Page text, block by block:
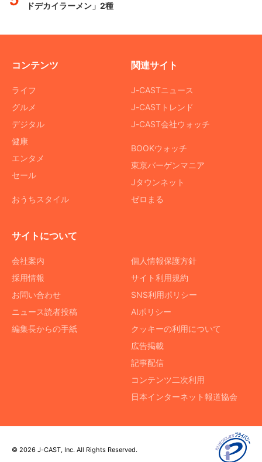
ドデカイラーメン」2種
コンテンツ
ライフ
グルメ
デジタル
健康
エンタメ
セール
おうちスタイル
関連サイト
J-CASTニュース
J-CASTトレンド
J-CAST会社ウォッチ
BOOKウォッチ
東京バーゲンマニア
Jタウンネット
ゼロまる
サイトについて
会社案内
採用情報
お問い合わせ
ニュース読者投稿
編集長からの手紙
個人情報保護方針
サイト利用規約
SNS利用ポリシー
AIポリシー
クッキーの利用について
広告掲載
記事配信
コンテンツ二次利用
日本インターネット報道協会
© 2026 J-CAST, Inc. All Rights Reserved.